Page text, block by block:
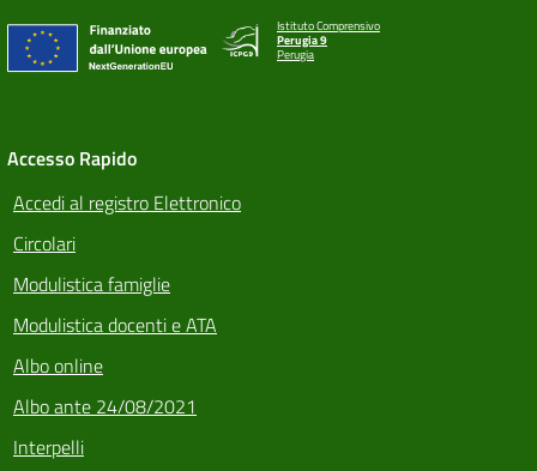
Istituto Comprensivo
Perugia 9
Perugia
Accesso Rapido
Accedi al registro Elettronico
Circolari
Modulistica famiglie
Modulistica docenti e ATA
Albo online
Albo ante 24/08/2021
Interpelli